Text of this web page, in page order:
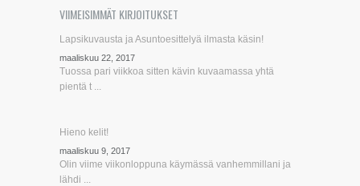
VIIMEISIMMÄT KIRJOITUKSET
Lapsikuvausta ja Asuntoesittelyä ilmasta käsin!
maaliskuu 22, 2017
Tuossa pari viikkoa sitten kävin kuvaamassa yhtä
pientä t ...
Hieno kelit!
maaliskuu 9, 2017
Olin viime viikonloppuna käymässä vanhemmillani ja
lähdi ...